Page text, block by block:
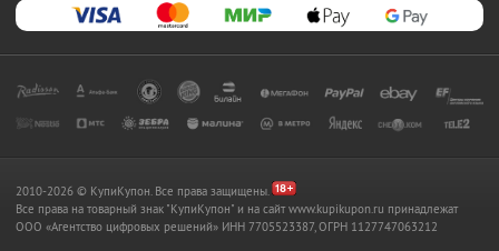
2010-2026 © КупиКупон. Все права защищены.
Все права на товарный знак "КупиКупон" и на сайт www.kupikupon.ru принадлежат
OOO «Агентство цифровых решений» ИНН 7705523387, ОГРН 1127747063212